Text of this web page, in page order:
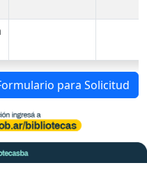
para Solicitud